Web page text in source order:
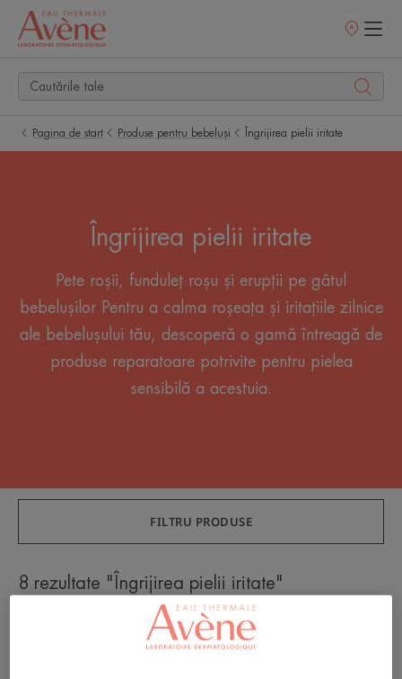
Retailerii
Pagina de start Produse pentru bebeluși Îngrijirea pielii iritate
Îngrijirea pielii iritate
Pete roșii, funduleț roșu și erupții pe gâtul
bebelușilor Pentru a calma roșeața și iritațiile zilnice
ale bebelușului tău, descoperă o gamă întreagă de
produse reparatoare potrivite pentru pielea
sensibilă a acestuia.
FILTRU PRODUSE
8 rezultate "Îngrijirea pielii iritate"
pentru